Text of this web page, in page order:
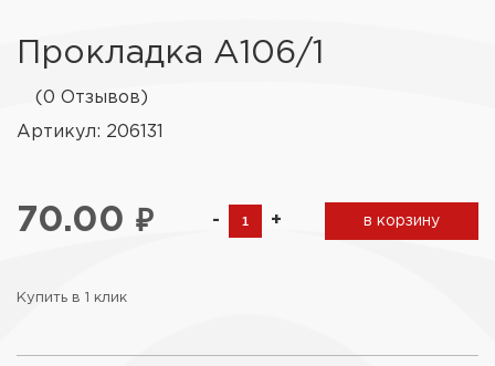
Прокладка А106/1
(0 Отзывов)
Артикул: 206131
70.00 ₽ - + в корзину
Купить в 1 клик